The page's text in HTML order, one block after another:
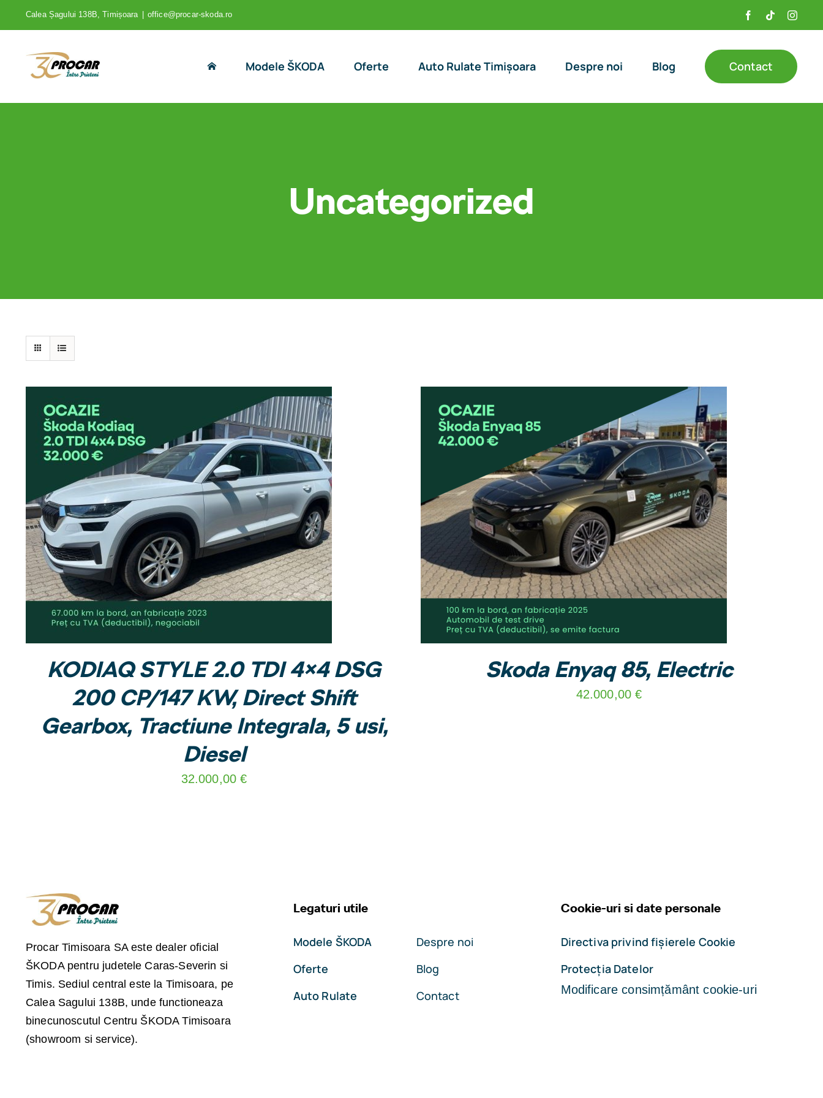
to
content
Calea Șagului 138B, Timișoara office@procar-skoda.ro Facebook
Tiktok
Modele ŠKODA Oferte Auto Rulate Timișoara Despre noi Blog Contact
Uncategorized
DETAILS
KODIAQ STYLE 2.0 TDI 4×4 DSG
200 CP/147 KW, Direct Shift
Gearbox, Tractiune Integrala, 5 usi,
Diesel
32.000,00€
DETAILS
Skoda Enyaq 85, Electric
42.000,00€
Procar Timisoara SA este dealer oficial
ŠKODA pentru judetele Caras-Severin si
Timis. Sediul central este la Timisoara, pe
Calea Sagului 138B, unde functioneaza
binecunoscutul Centru ŠKODA Timisoara
(showroom si service).
Legaturi utile
Modele ŠKODA
Oferte
Auto Rulate
Despre noi
Blog
Contact
Cookie-uri si date personale
Directiva privind fișierele Cookie
Protecția Datelor
Modificare consimțământ cookie-uri